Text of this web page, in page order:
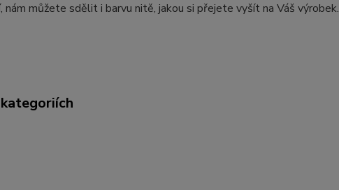
nám můžete sdělit i barvu nitě, jakou si přejete vyšít na Váš výrobek.